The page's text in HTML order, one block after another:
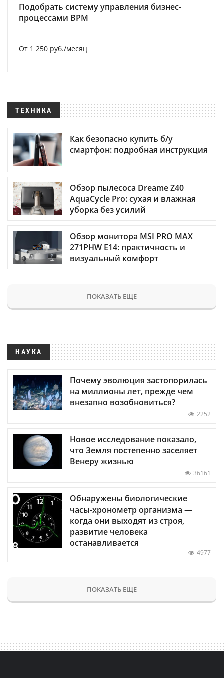
Подобрать систему управления бизнес-
процессами BPM
От 1 250 руб./месяц
ТЕХНИКА
Как безопасно купить б/у
смартфон: подробная инструкция
Обзор пылесоса Dreame Z40
AquaCycle Pro: сухая и влажная
уборка без усилий
Обзор монитора MSI PRO MAX
271PHW E14: практичность и
визуальный комфорт
ПОКАЗАТЬ ЕЩЕ
НАУКА
Почему эволюция застопорилась
на миллионы лет, прежде чем
внезапно возобновиться?
2252
Новое исследование показало,
что Земля постепенно заселяет
Венеру жизнью
36161
Обнаружены биологические
часы-хронометр организма —
когда они выходят из строя,
развитие человека
останавливается
4977
ПОКАЗАТЬ ЕЩЕ